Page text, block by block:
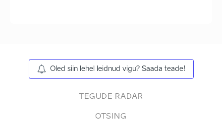
Oled siin lehel leidnud vigu? Saada teade!
TEGUDE RADAR
OTSING